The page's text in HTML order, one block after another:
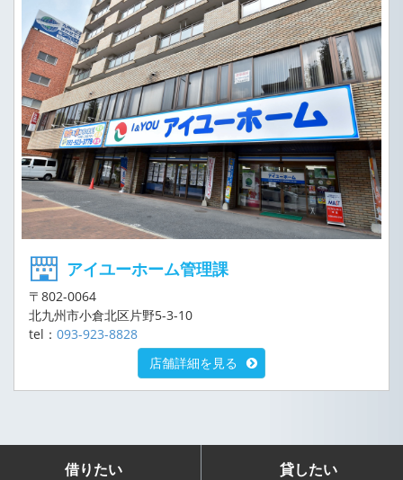
アイユーホーム管理課
〒802-0064
北九州市小倉北区片野5-3-10
tel： 093-923-8828
店舗詳細を見る
借りたい 貸したい